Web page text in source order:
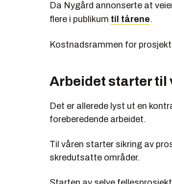
Da Nygård annonserte at
flere i publikum til tårene.
Kostnadsrammen for
Arbeidet starter til
Det er allerede lyst ut en
foreberedende arbeidet.
Til våren starter sikring av
skredutsatte områder.